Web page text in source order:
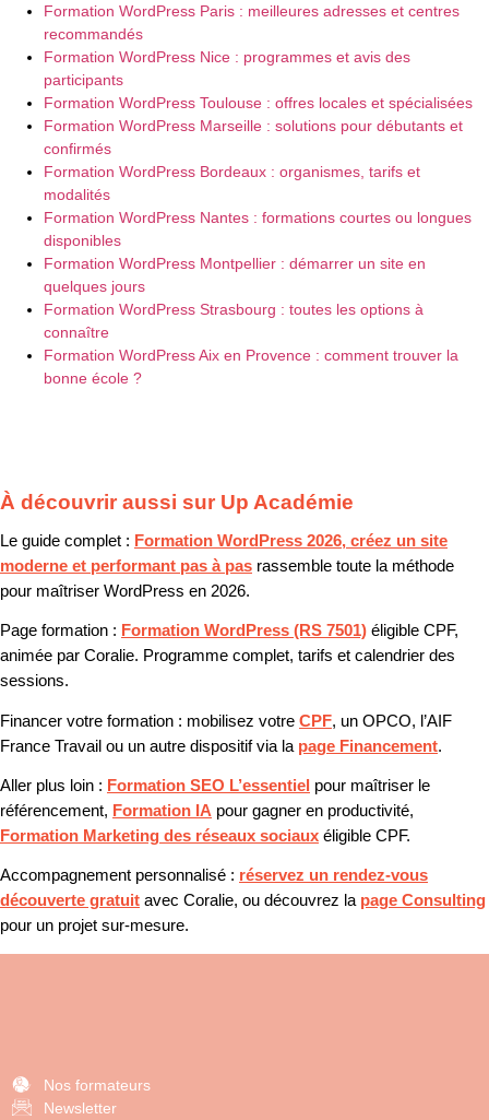
Formation WordPress Paris : meilleures adresses et centres
recommandés
Formation WordPress Nice : programmes et avis des
participants
Formation WordPress Toulouse : offres locales et spécialisées
Formation WordPress Marseille : solutions pour débutants et
confirmés
Formation WordPress Bordeaux : organismes, tarifs et
modalités
Formation WordPress Nantes : formations courtes ou longues
disponibles
Formation WordPress Montpellier : démarrer un site en
quelques jours
Formation WordPress Strasbourg : toutes les options à
connaître
Formation WordPress Aix en Provence : comment trouver la
bonne école ?
À découvrir aussi sur Up Académie
Le guide complet : Formation WordPress 2026, créez un site
moderne et performant pas à pas rassemble toute la méthode
pour maîtriser WordPress en 2026.
Page formation : Formation WordPress (RS 7501) éligible CPF,
animée par Coralie. Programme complet, tarifs et calendrier des
sessions.
Financer votre formation : mobilisez votre CPF, un OPCO, l’AIF
France Travail ou un autre dispositif via la page Financement.
Aller plus loin : Formation SEO L’essentiel pour maîtriser le
référencement, Formation IA pour gagner en productivité,
Formation Marketing des réseaux sociaux éligible CPF.
Accompagnement personnalisé : réservez un rendez-vous
découverte gratuit avec Coralie, ou découvrez la page Consulting
pour un projet sur-mesure.
Nos formateurs
Newsletter